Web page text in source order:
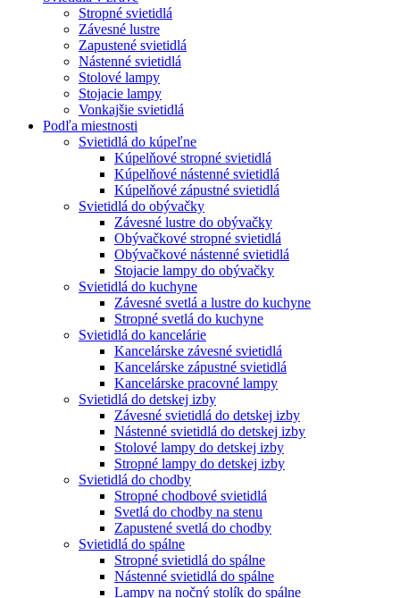
Stropné svietidlá
Závesné lustre
Zapustené svietidlá
Nástenné svietidlá
Stolové lampy
Stojacie lampy
Vonkajšie svietidlá
Podľa miestnosti
Svietidlá do kúpeľne
Kúpelňové stropné svietidlá
Kúpelňové nástenné svietidlá
Kúpelňové zápustné svietidlá
Svietidlá do obývačky
Závesné lustre do obývačky
Obývačkové stropné svietidlá
Obývačkové nástenné svietidlá
Stojacie lampy do obývačky
Svietidlá do kuchyne
Závesné svetlá a lustre do kuchyne
Stropné svetlá do kuchyne
Svietidlá do kancelárie
Kancelárske závesné svietidlá
Kancelárske zápustné svietidlá
Kancelárske pracovné lampy
Svietidlá do detskej izby
Závesné svietidlá do detskej izby
Nástenné svietidlá do detskej izby
Stolové lampy do detskej izby
Stropné lampy do detskej izby
Svietidlá do chodby
Stropné chodbové svietidlá
Svetlá do chodby na stenu
Zapustené svetlá do chodby
Svietidlá do spálne
Stropné svietidlá do spálne
Nástenné svietidlá do spálne
Lampy na nočný stolík do spálne